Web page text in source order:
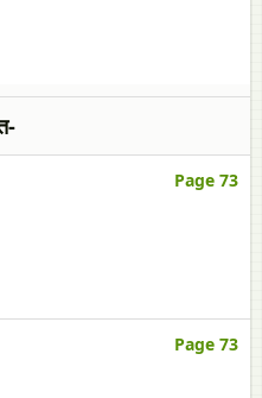
Page 73
Page 73